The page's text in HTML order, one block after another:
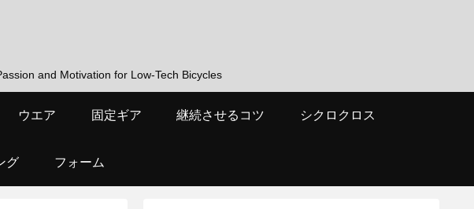
and Motivation for Low-Tech Bicycles
ウエア 固定ギア 継続させるコツ シクロクロス
グ フォーム